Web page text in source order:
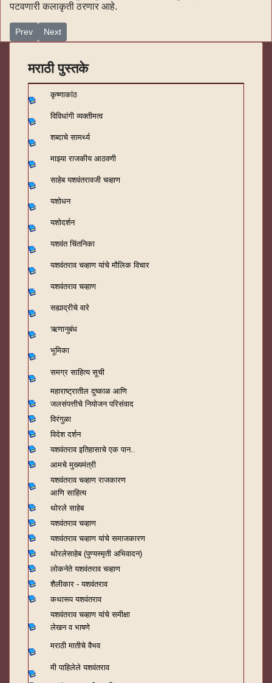
पटवणारी कलाकृती ठरणार आहे.
Previous article: यशोदर्शन-४
Prev Next article: यशोदर्शन-२
Next
मराठी पुस्तके
कृष्णाकांठ
विविधांगी व्यक्तीमत्व
शब्दाचे सामर्थ्य
माझ्या राजकीय आठवणी
साहेब यशवंतरावजी चव्हाण
यशोधन
यशोदर्शन
यशवंत चिंतनिका
यशवंतराव चव्हाण यांचे मौलिक विचार
यशवंतराव चव्हाण
सह्याद्रीचे वारे
ऋणानुबंध
भूमिका
समग्र साहित्य सूची
महाराष्ट्रातील दुष्काळ आणि
जलसंपत्तीचे नियोजन परिसंवाद
विरंगुळा
विदेश दर्शन
यशवंतराव इतिहासाचे एक पान..
आमचे मुख्यमंत्री
यशवंतराव चव्हाण राजकारण
आणि साहित्य
थोरले साहेब
यशवंतराव चव्हाण
यशवंतराव चव्हाण यांचे समाजकारण
थोरलेसाहेब (पुण्यस्मृती अभिवादन)
लोकनेते यशवंतराव चव्हाण
शैलीकार - यशवंतराव
कथारूप यशवंतराव
यशवंतराव चव्हाण यांचे समीक्षा
लेखन व भाषणे
मराठी मातीचे वैभव
मी पाहिलेले यशवंतराव